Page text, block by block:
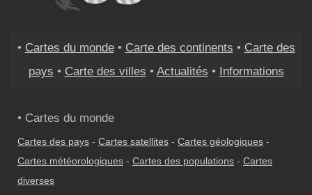
• Cartes du monde• Carte des continents • Carte des
pays • Carte des villes • Actualités • Informations
• Cartes du monde
Cartes des pays - Cartes satellites - Cartes géologiques -
Cartes météorologiques - Cartes des populations - Cartes
diverses